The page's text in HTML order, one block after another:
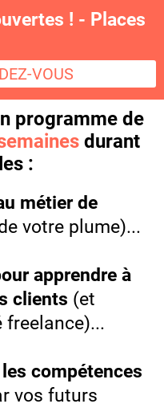
! - Places
VOUS
programme de
durant
:
métier de
votre plume)...
apprendre à
clients (et
compétences
vos futurs